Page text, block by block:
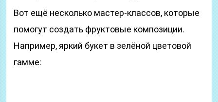
Вот ещё несколько мастер-классов, которые
помогут создать фруктовые композиции.
Например, яркий букет в зелёной цветовой
гамме: